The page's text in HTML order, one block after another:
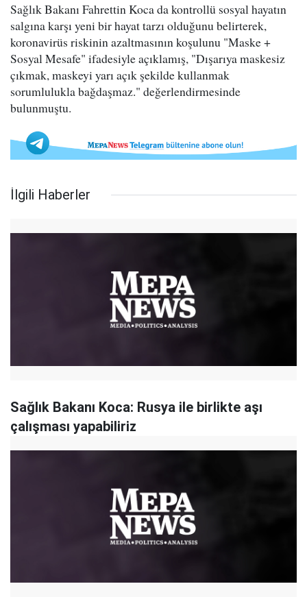
Sağlık Bakanı Fahrettin Koca da kontrollü sosyal hayatın
salgına karşı yeni bir hayat tarzı olduğunu belirterek,
koronavirüs riskinin azaltmasının koşulunu "Maske +
Sosyal Mesafe" ifadesiyle açıklamış, "Dışarıya maskesiz
çıkmak, maskeyi yarı açık şekilde kullanmak
sorumlulukla bağdaşmaz." değerlendirmesinde
bulunmuştu.
İlgili Haberler
Sağlık Bakanı Koca: Rusya ile birlikte aşı
çalışması yapabiliriz